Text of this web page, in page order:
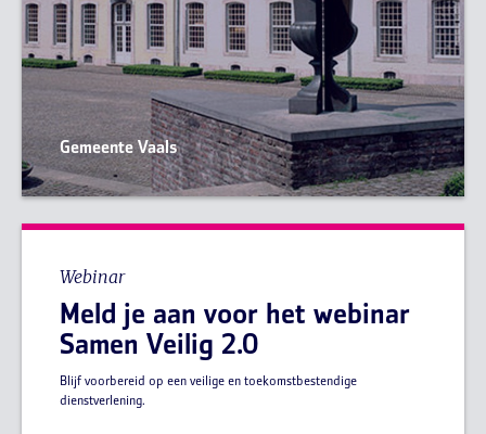
Gemeente Vaals
Webinar
Meld je aan voor het webinar
Samen Veilig 2.0
Blijf voorbereid op een veilige en toekomstbestendige
dienstverlening.